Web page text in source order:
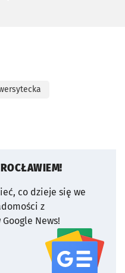
co dzieje się we
z
News!
serwisu